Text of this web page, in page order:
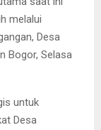
melalui
Desa
Bogor, Selasa
untuk
Desa